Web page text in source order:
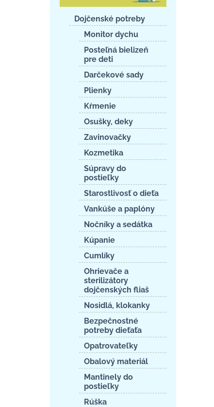
Dojčenské potreby
Monitor dychu
Posteľná bielizeň
pre deti
Darčekové sady
Plienky
Kŕmenie
Osušky, deky
Zavinovačky
Kozmetika
Súpravy do
postieľky
Starostlivosť o dieťa
Vankúše a paplóny
Nočníky a sedátka
Kúpanie
Cumlíky
Ohrievače a
sterilizátory
dojčenských fliaš
Nosidlá, klokanky
Bezpečnostné
potreby dieťaťa
Opatrovateľky
Obalový materiál
Mantinely do
postieľky
Rúška